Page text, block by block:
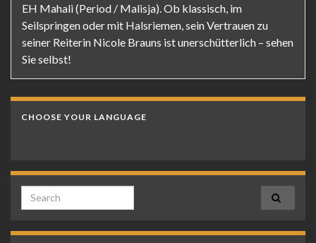
EH Mahali (Period / Malisja). Ob klassisch, im
Seilspringen oder mit Halsriemen, sein Vertrauen zu
seiner Reiterin Nicole Brauns ist unerschütterlich – sehen
Sie selbst!
CHOOSE YOUR LANGUAGE
Search for: